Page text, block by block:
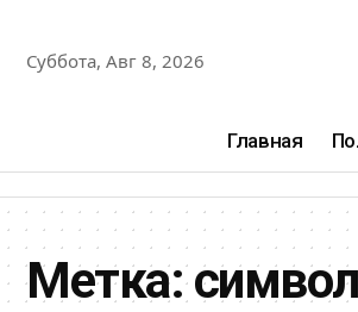
Суббота, Авг 8, 2026
Главная
Метка: